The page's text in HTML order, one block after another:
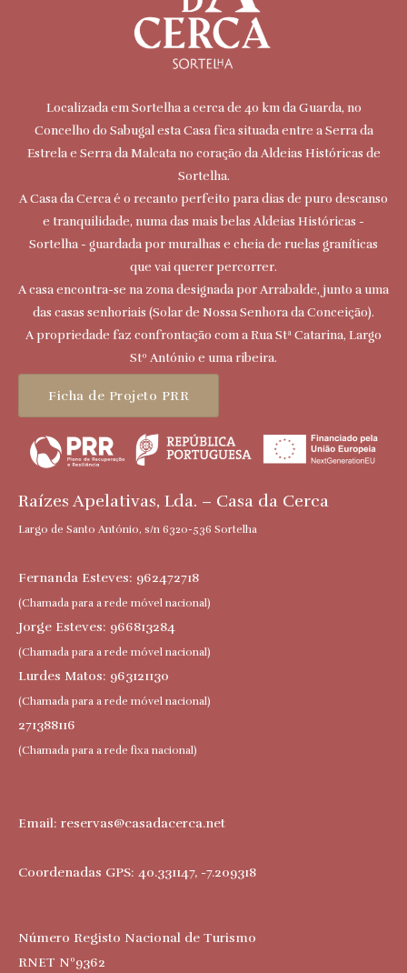
Localizada em Sortelha a cerca de 40 km da Guarda, no
Concelho do Sabugal esta Casa fica situada entre a Serra da
Estrela e Serra da Malcata no coração da Aldeias Históricas de
Sortelha.
A Casa da Cerca é o recanto perfeito para dias de puro descanso
e tranquilidade, numa das mais belas Aldeias Históricas -
Sortelha - guardada por muralhas e cheia de ruelas graníticas
que vai querer percorrer.
A casa encontra-se na zona designada por Arrabalde, junto a uma
das casas senhoriais (Solar de Nossa Senhora da Conceição).
A propriedade faz confrontação com a Rua Stª Catarina, Largo
Stº António e uma ribeira.
Ficha de Projeto PRR
Raízes Apelativas, Lda. – Casa da Cerca
Largo de Santo António, s/n 6320-536 Sortelha
Fernanda Esteves: 962472718
(Chamada para a rede móvel nacional)
Jorge Esteves: 966813284
(Chamada para a rede móvel nacional)
Lurdes Matos: 963121130
(Chamada para a rede móvel nacional)
271388116
(Chamada para a rede fixa nacional)
Email: reservas@casadacerca.net
Coordenadas GPS: 40.331147, -7.209318
Número Registo Nacional de Turismo
RNET Nº9362